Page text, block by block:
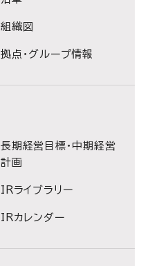
組織図
拠点・グループ情報
長期経営目標・中期経営
計画
IRライブラリー
IRカレンダー